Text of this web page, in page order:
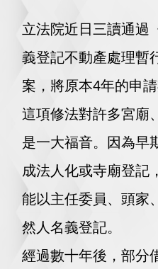
立法院近日三讀通過
義登記不動產處理暫
案，將原本4年的申
這項修法對許多宮廟
是一大福音。因為早
成法人化或寺廟登記
能以主任委員、頭家
然人名義登記。
經過數十年後，部分